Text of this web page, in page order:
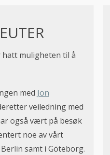
hatt muligheten til å
med Jon
veiledning med
også vært på besøk
noe av vårt
samt i Göteborg.